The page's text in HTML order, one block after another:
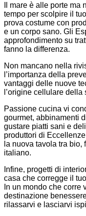
Il mare è alle porte
tempo per scolpire il
prova costume con
e un corpo sano. Gli
approfondimento su
fanno la differenza.
Non mancano nella
l’importanza della
vantaggi delle nuove
l’origine cellulare
Passione cucina vi
gourmet, abbinamenti
gustare piatti sani e
produttori di
la nuova tavola tra
italiano.
Infine, progetti di
casa che corregge il
In un mondo che corre
destinazione
rilassarvi e lasciarvi